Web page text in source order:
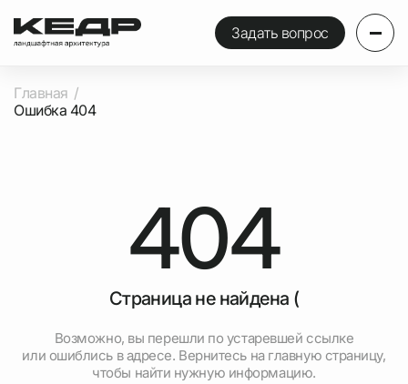
Задать вопрос
Главная
Ошибка 404
404
Страница не найдена (
Возможно, вы перешли по устаревшей ссылке
или ошиблись в адресе. Вернитесь на главную страницу,
чтобы найти нужную информацию.